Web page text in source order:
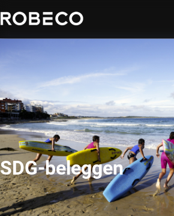
SDG-beleggen